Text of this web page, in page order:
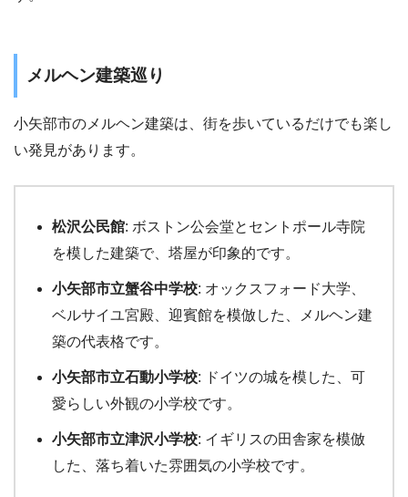
メルヘン建築巡り
小矢部市のメルヘン建築は、街を歩いているだけでも楽し
い発見があります。
松沢公民館: ボストン公会堂とセントポール寺院
を模した建築で、塔屋が印象的です。
小矢部市立蟹谷中学校: オックスフォード大学、
ベルサイユ宮殿、迎賓館を模倣した、メルヘン建
築の代表格です。
小矢部市立石動小学校: ドイツの城を模した、可
愛らしい外観の小学校です。
小矢部市立津沢小学校: イギリスの田舎家を模倣
した、落ち着いた雰囲気の小学校です。